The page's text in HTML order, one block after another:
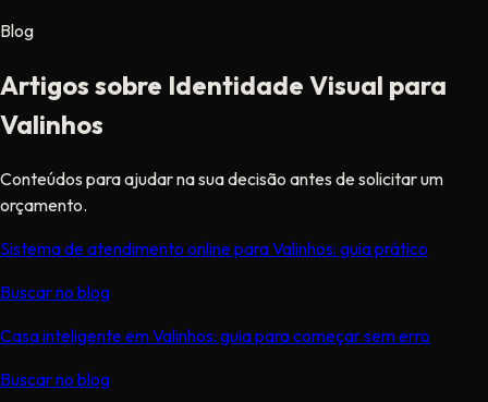
Blog
Artigos sobre Identidade Visual para
Valinhos
Conteúdos para ajudar na sua decisão antes de solicitar um
orçamento.
Sistema de atendimento online para Valinhos: guia prático
Buscar no blog
Casa inteligente em Valinhos: guia para começar sem erro
Buscar no blog